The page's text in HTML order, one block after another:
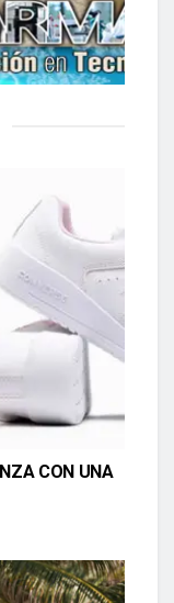
CON UNA